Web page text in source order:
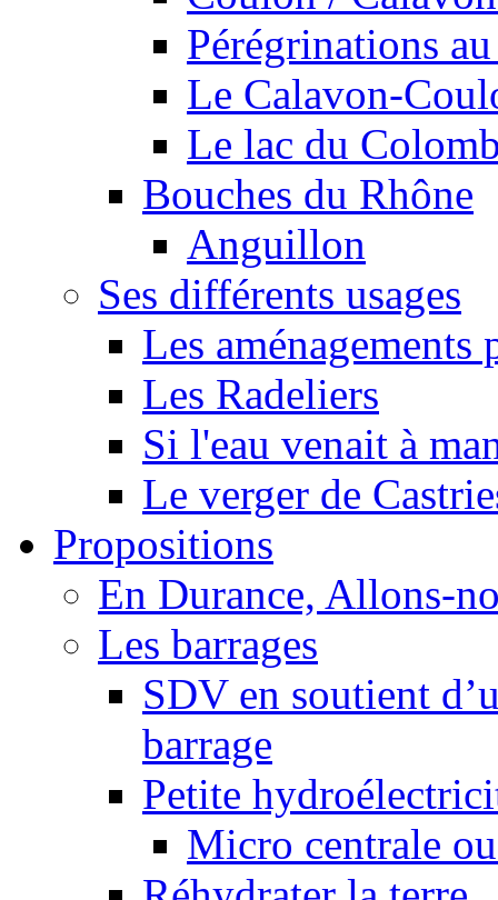
Pérégrinations
Le Calavon-
Le lac du
Bouches du Rhône
Anguillon
Ses différents usages
Les
Les Radeliers
Si l'eau venait à
Le verger de
Propositions
En Durance, Allons-
Les barrages
SDV en soutient
barrage
Petite
Micro centrale